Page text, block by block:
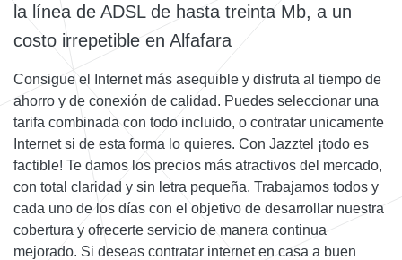
la línea de ADSL de hasta treinta Mb, a un
costo irrepetible en Alfafara
Consigue el Internet más asequible y disfruta al tiempo de
ahorro y de conexión de calidad. Puedes seleccionar una
tarifa combinada con todo incluido, o contratar unicamente
Internet si de esta forma lo quieres. Con Jazztel ¡todo es
factible! Te damos los precios más atractivos del mercado,
con total claridad y sin letra pequeña. Trabajamos todos y
cada uno de los días con el objetivo de desarrollar nuestra
cobertura y ofrecerte servicio de manera continua
mejorado. Si deseas contratar internet en casa a buen